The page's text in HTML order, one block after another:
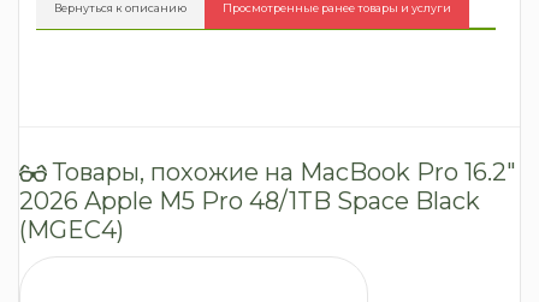
Вернуться к описанию Просмотренные ранее товары и услуги
Товары, похожие на MacBook Pro 16.2″
2026 Apple M5 Pro 48/1TB Space Black
(MGEС4)